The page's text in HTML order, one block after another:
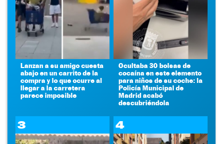
Lanzan a su amigo cuesta
abajo en un carrito de la
compra y lo que ocurre al
llegar a la carretera
parece imposible
Ocultaba 30 bolsas de
cocaína en este elemento
para niños de su coche: la
Policía Municipal de
Madrid acabó
descubriéndola
3 4